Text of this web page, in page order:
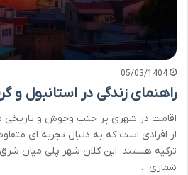
05/03/1404
راهنمای زندگی در استانبول و
اقامت در شهری پر جنب وجوش و تاریخی
از افرادی است که به دنبال تجربه ای
ترکیه هستند. این کلان شهر پلی میان
شماری…